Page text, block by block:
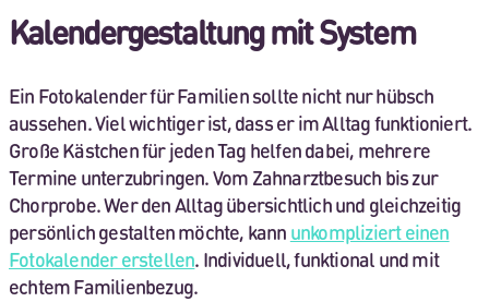
Kalendergestaltung mit System
Ein Fotokalender für Familien sollte nicht nur hübsch
aussehen. Viel wichtiger ist, dass er im Alltag funktioniert.
Große Kästchen für jeden Tag helfen dabei, mehrere
Termine unterzubringen. Vom Zahnarztbesuch bis zur
Chorprobe. Wer den Alltag übersichtlich und gleichzeitig
persönlich gestalten möchte, kann unkompliziert einen
Fotokalender erstellen. Individuell, funktional und mit
echtem Familienbezug.